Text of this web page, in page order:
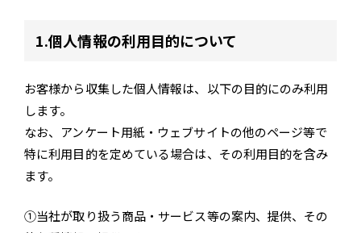
1.個人情報の利用目的について
お客様から収集した個人情報は、以下の目的にのみ利用
します。
なお、アンケート用紙・ウェブサイトの他のページ等で
特に利用目的を定めている場合は、その利用目的を含み
ます。
①当社が取り扱う商品・サービス等の案内、提供、その